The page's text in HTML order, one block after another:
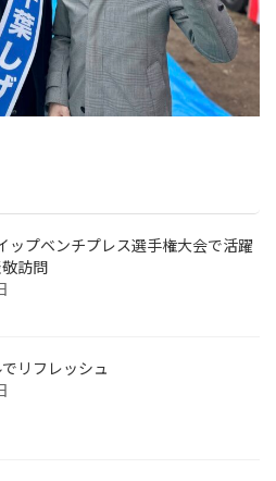
ップベンチプレス選手権大会で活躍
訪問
リフレッシュ